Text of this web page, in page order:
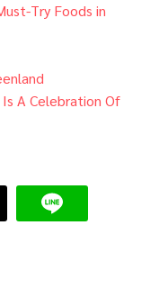
Try Foods in
A Celebration Of